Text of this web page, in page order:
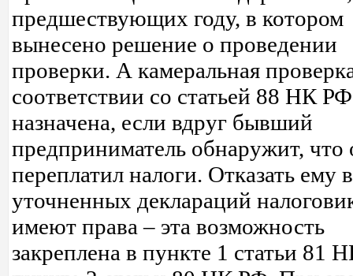
предшествующих году, в котором
вынесено решение о проведении
проверки. А камеральная
соответствии со статьей 88 НК
назначена, если вдруг бывший
предприниматель обнаружит, что
переплатил налоги. Отказать ему
уточненных деклараций
имеют права – эта возможность
закреплена в пункте 1 статьи 81